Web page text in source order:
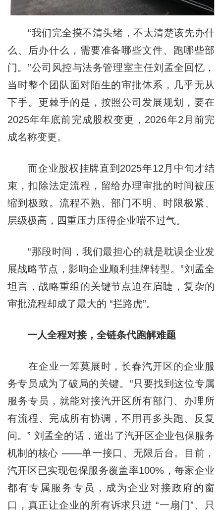
“我们完全摸不清头绪，不太清楚该先办什
么、后办什么，需要准备哪些文件、跑哪些部
门。”公司风控与法务管理室主任刘孟全回忆，
当时整个团队面对陌生的审批体系，几乎无从
下手。更棘手的是，按照公司发展规划，要在
2025年年底前完成股权变更，2026年2月前完
成名称变更。
而企业股权挂牌直到2025年12月中旬才结
束，扣除法定流程，留给办理审批的时间被压
缩到极致。流程不熟、部门不明、时限极紧、
层级极高，四重压力压得企业喘不过气。
“那段时间，我们最担心的就是耽误企业发
展战略节点，影响企业顺利挂牌转型。”刘孟全
坦言，战略重组的关键节点迫在眉睫，复杂的
审批流程却成了最大的 “拦路虎”。
一人全程对接，全链条代跑解难题
在企业一筹莫展时，长春汽开区的企业服
务专员成为了破局的关键。“只要找到这位专属
服务专员，就能对接汽开区所有部门、办理所
有流程、完成所有协调，不用再多头跑、反复
问。” 刘孟全的话，道出了汽开区企业包保服务
机制的核心 ——单一接口、无限后台。目前，
汽开区已实现包保服务覆盖率100%，每家企业
都有专属服务专员，成为企业对接政府的窗
口，真正让企业的所有诉求只进 “一扇门”、只